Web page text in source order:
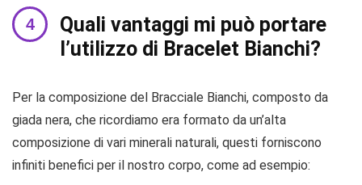
Quali vantaggi mi può portare
l’utilizzo di Bracelet Bianchi?
Per la composizione del Bracciale Bianchi, composto da
giada nera, che ricordiamo era formato da un’alta
composizione di vari minerali naturali, questi forniscono
infiniti benefici per il nostro corpo, come ad esempio: